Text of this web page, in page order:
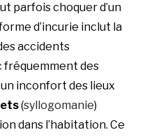
parfois choquer d’un
d’incurie inclut la
accidents
fréquemment des
inconfort des lieux
(syllogomanie)
dans l’habitation. Ce